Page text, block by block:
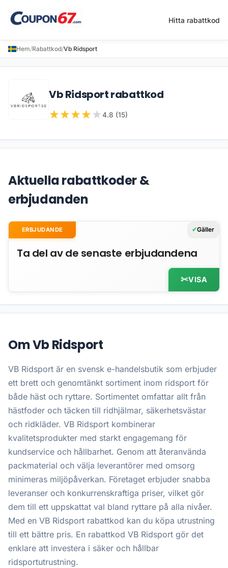
Hitta rabattkod
Hem/Rabattkod/Vb Ridsport
Vb Ridsport rabattkod
★★★★ ★4.8 (15)
Aktuella rabattkoder &
erbjudanden
ERBJUDANDE Gäller
Ta del av de senaste erbjudandena
VISA
Om Vb Ridsport
VB Ridsport är en svensk e-handelsbutik som erbjuder
ett brett och genomtänkt sortiment inom ridsport för
både häst och ryttare. Sortimentet omfattar allt från
hästfoder och täcken till ridhjälmar, säkerhetsvästar
och ridkläder. VB Ridsport kombinerar
kvalitetsprodukter med starkt engagemang för
kundservice och hållbarhet. Genom att återanvända
packmaterial och välja leverantörer med omsorg
minimeras miljöpåverkan. Företaget erbjuder snabba
leveranser och konkurrenskraftiga priser, vilket gör
dem till ett uppskattat val bland ryttare på alla nivåer.
Med en VB Ridsport rabattkod kan du köpa utrustning
till ett bättre pris. En rabattkod VB Ridsport gör det
enklare att investera i säker och hållbar
ridsportutrustning.